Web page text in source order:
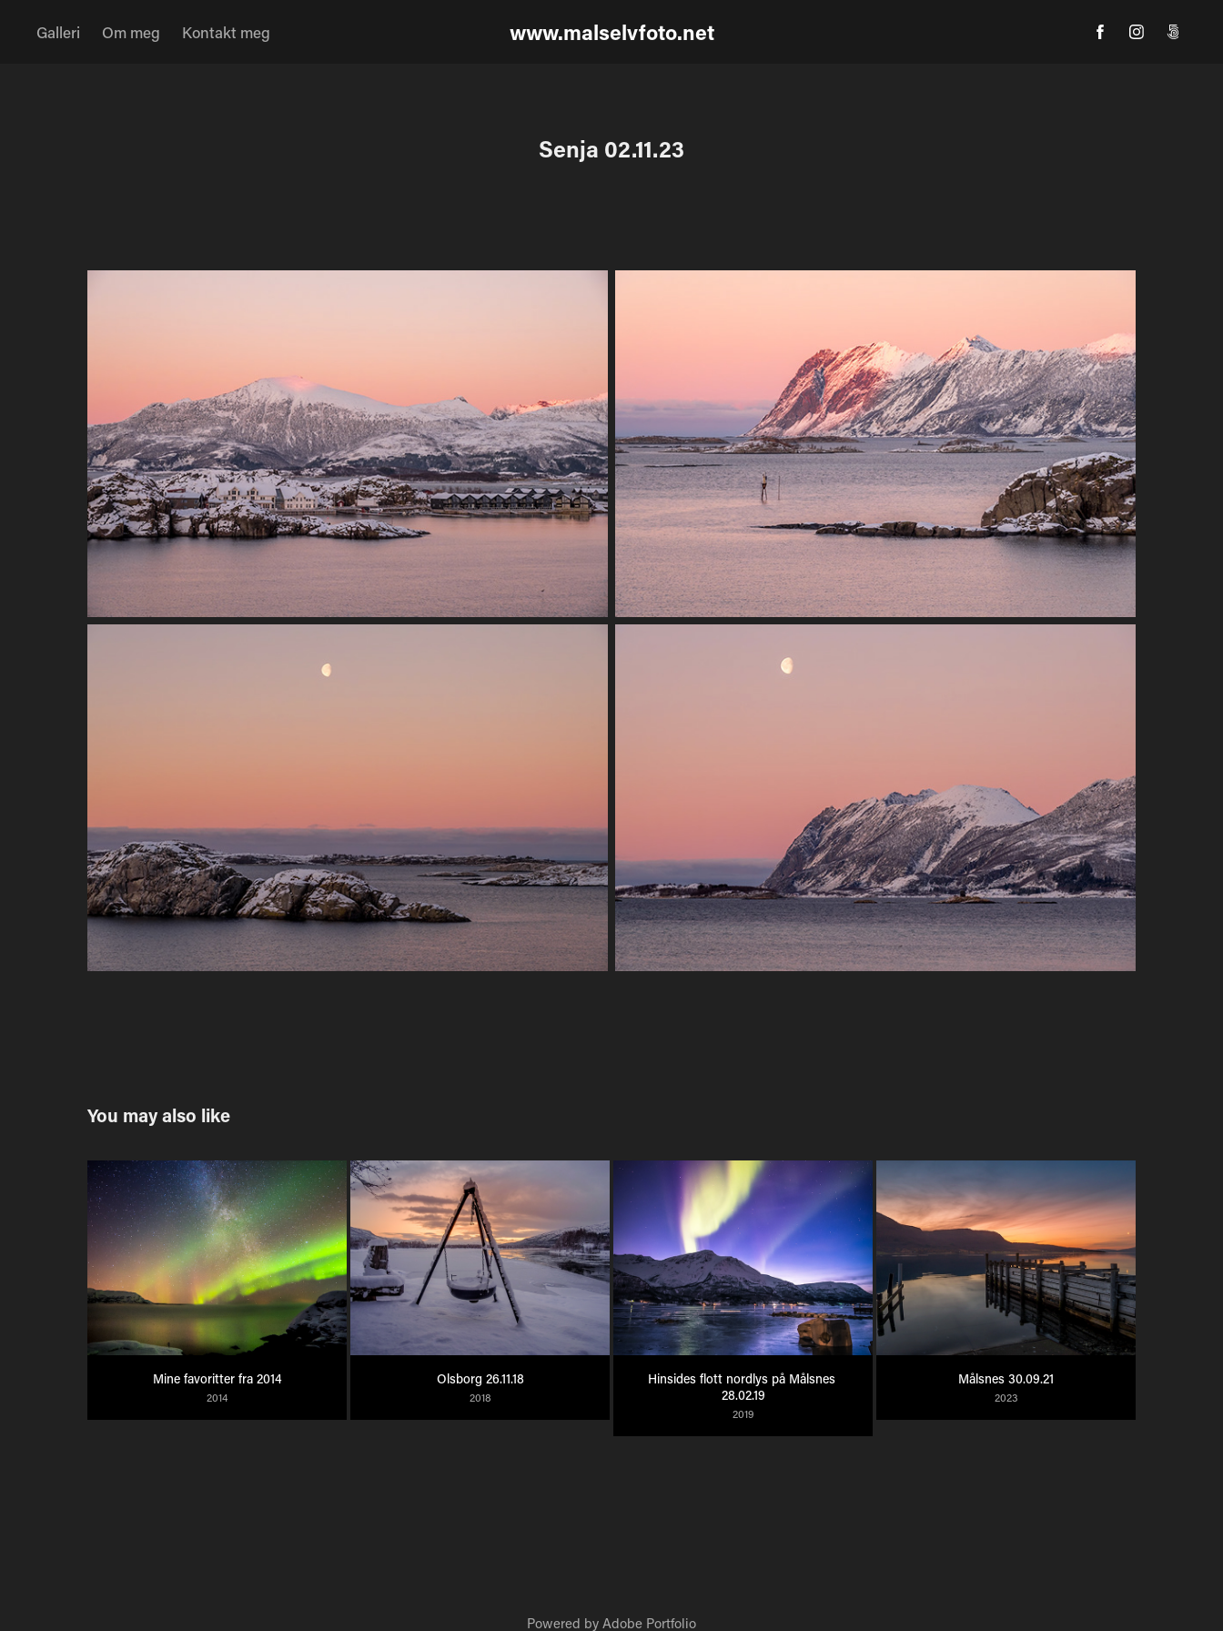
Galleri Om meg Kontakt meg www.malselvfoto.net
Senja 02.11.23
You may also like
Mine favoritter fra 2014
2014
Olsborg 26.11.18
2018
Hinsides flott nordlys på Målsnes
28.02.19
2019
Målsnes 30.09.21
2023
Powered by Adobe Portfolio